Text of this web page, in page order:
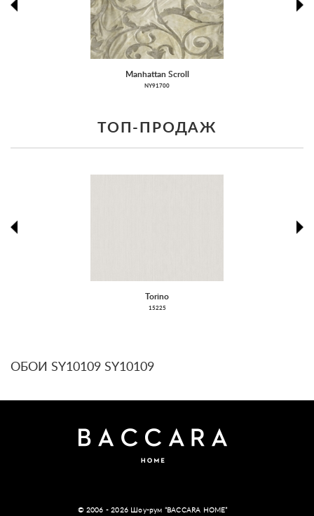
Manhattan Scroll
NY91700
ТОП-ПРОДАЖ
Torino
15225
ОБОИ SY10109 SY10109
© 2006 - 2026 Шоу-рум “BACCARA HOME”